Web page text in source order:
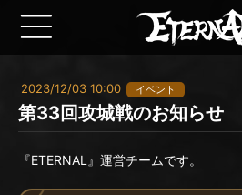
2023/12/03 10:00 イベント
第33回攻城戦のお知らせ
『ETERNAL』運営チームです。